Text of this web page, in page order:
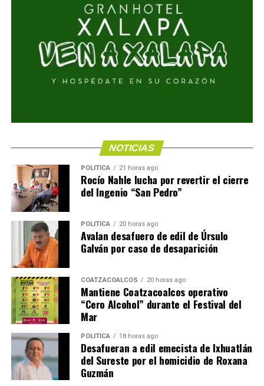
NOTICIAS
POLÍTICA 21 horas ago
Rocío Nahle lucha por revertir el cierre
del Ingenio “San Pedro”
POLÍTICA 20 horas ago
Avalan desafuero de edil de Úrsulo
Galván por caso de desaparición
COATZACOALCOS 20 horas ago
Mantiene Coatzacoalcos operativo
“Cero Alcohol” durante el Festival del
Mar
POLÍTICA 18 horas ago
Desafueran a edil emecista de Ixhuatlán
del Sureste por el homicidio de Roxana
Guzmán